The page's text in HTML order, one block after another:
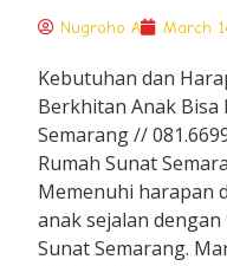
Nugroho A March
Kebutuhan dan
Berkhitan Anak Bisa
Semarang //
Rumah Sunat
Memenuhi harapan
anak sejalan
Sunat Semarang.